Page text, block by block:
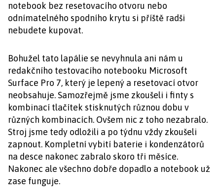
notebook bez resetovacího otvoru nebo
odnímatelného spodního krytu si příště radši
nebudete kupovat.
Bohužel tato lapálie se nevyhnula ani nám u
redakčního testovacího notebooku Microsoft
Surface Pro 7, který je lepený a resetovací otvor
neobsahuje. Samozřejmě jsme zkoušeli i finty s
kombinací tlačítek stisknutých různou dobu v
různých kombinacích. Ovšem nic z toho nezabralo.
Stroj jsme tedy odložili a po týdnu vždy zkoušeli
zapnout. Kompletní vybití baterie i kondenzátorů
na desce nakonec zabralo skoro tři měsíce.
Nakonec ale všechno dobře dopadlo a notebook už
zase funguje.